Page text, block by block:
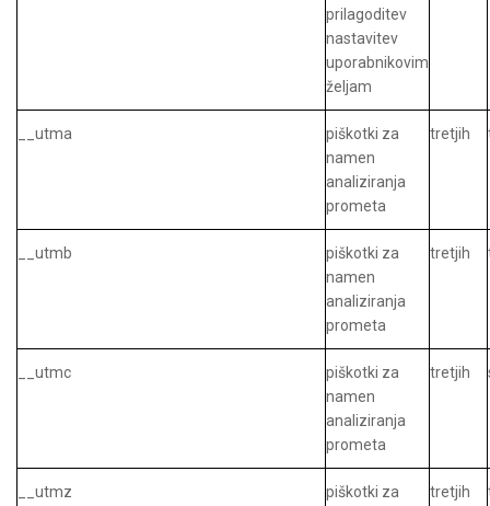
prilagoditev
nastavitev
uporabnikovim
željam
__utma
piškotki za
namen
analiziranja
prometa
tretjih
__utmb
piškotki za
namen
analiziranja
prometa
tretjih
__utmc
piškotki za
namen
analiziranja
prometa
tretjih
__utmz
piškotki za
tretjih